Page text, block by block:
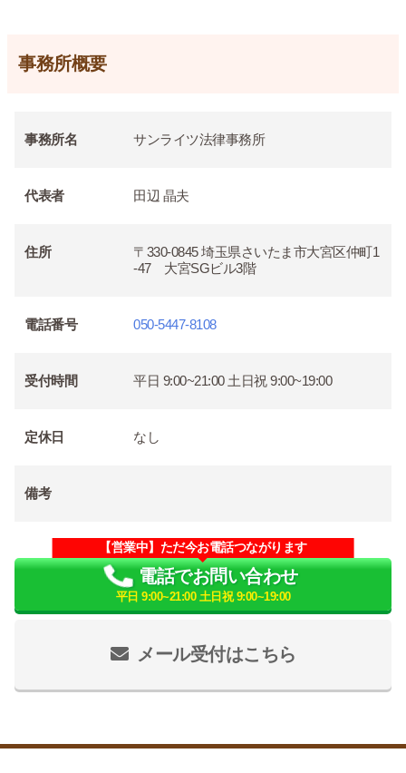
事務所概要
事務所名 サンライツ法律事務所
代表者 田辺 晶夫
住所
〒330-0845 埼玉県さいたま市大宮区仲町1
-47 大宮SGビル3階
電話番号 050-5447-8108
受付時間 平日 9:00~21:00 土日祝 9:00~19:00
定休日 なし
備考
メール受付はこちら
【営業中】ただ今お電話つながります
電話でお問い合わせ
平日 9:00~21:00 土日祝 9:00~19:00